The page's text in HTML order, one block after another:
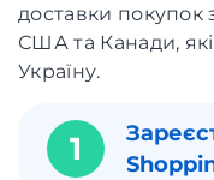
доставки покупок
США та Канади,
Україну.
1